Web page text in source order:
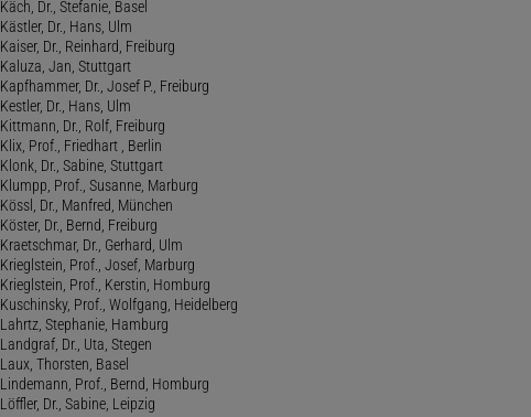
Käch, Dr., Stefanie, Basel
Kästler, Dr., Hans, Ulm
Kaiser, Dr., Reinhard, Freiburg
Kaluza, Jan, Stuttgart
Kapfhammer, Dr., Josef P., Freiburg
Kestler, Dr., Hans, Ulm
Kittmann, Dr., Rolf, Freiburg
Klix, Prof., Friedhart , Berlin
Klonk, Dr., Sabine, Stuttgart
Klumpp, Prof., Susanne, Marburg
Kössl, Dr., Manfred, München
Köster, Dr., Bernd, Freiburg
Kraetschmar, Dr., Gerhard, Ulm
Krieglstein, Prof., Josef, Marburg
Krieglstein, Prof., Kerstin, Homburg
Kuschinsky, Prof., Wolfgang, Heidelberg
Lahrtz, Stephanie, Hamburg
Landgraf, Dr., Uta, Stegen
Laux, Thorsten, Basel
Lindemann, Prof., Bernd, Homburg
Löffler, Dr., Sabine, Leipzig